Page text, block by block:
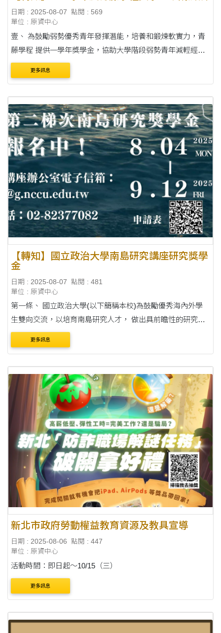
日期 : 2025-08-07
點閱 : 569
單位 : 原資中心
壹、 為鼓勵弱勢優秀青年發揮潛能，培養和鍛煉軟實力，青
藤學程 提供一學年獎學金，協助大學階段弱勢青年減輕經濟
負擔完成 學業，引導學員拓寬國際視野，並透過身體力行的
志工服務， 了解其他弱勢群體需求，增進學員....
更多訊息
【轉知】國立政治大學南島研究講座研究獎學
金
日期 : 2025-08-07
點閱 : 481
單位 : 原資中心
第一條、 國立政治大學(以下簡稱本校)為鼓勵優秀海內外學
生雙向交流，以培育南島研究人才， 做出具前瞻性的研究，
特定訂本要點。 第二條、 獎助領域為語言、文化、環境等南
島相關研究，獎助對象為海內....
更多訊息
新北市政府勞動權益教育資源及教具宣導
日期 : 2025-08-06
點閱 : 447
單位 : 原資中心
活動時間：即日起～10/15（三）
更多訊息